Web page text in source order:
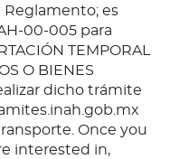
se
comprendieron
que ver con la
en
de Canarios
de 1982.
Reglamento; es
00-005 para
TEMPORAL
O BIENES
dicho trámite
Once you
interested in,